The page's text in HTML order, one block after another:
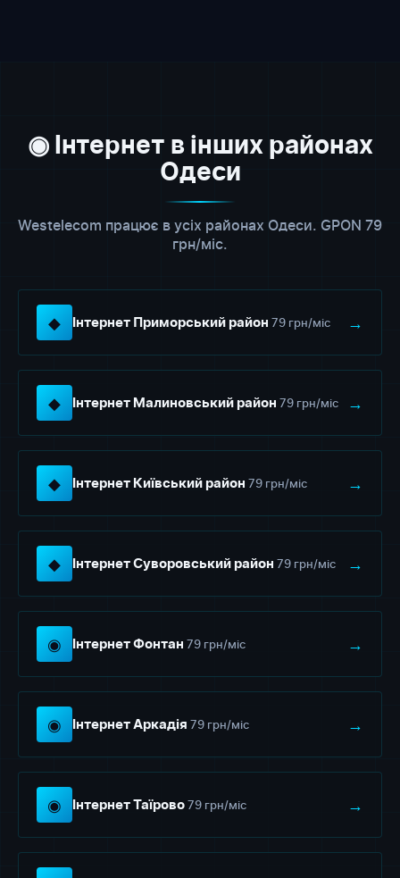
◉ Інтернет в інших районах
Одеси
Westelecom працює в усіх районах Одеси. GPON 79
грн/міс.
◆ Інтернет Приморський район 79 грн/міс →
◆ Інтернет Малиновський район 79 грн/міс →
◆ Інтернет Київський район 79 грн/міс →
◆ Інтернет Суворовський район 79 грн/міс →
◉ Інтернет Фонтан 79 грн/міс →
◉ Інтернет Аркадія 79 грн/міс →
◉ Інтернет Таїрово 79 грн/міс →